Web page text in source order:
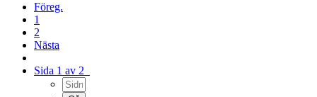
Föreg.
1
2
Nästa
Sida 1 av 2